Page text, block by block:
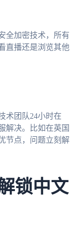
全加密技术，所有
直播还是浏览其他
术团队24小时在
解决。比如在英国
节点，问题立刻解
锁中文